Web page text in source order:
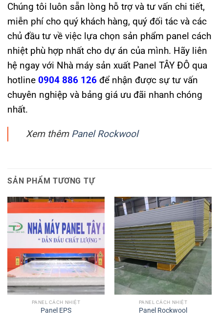
Chúng tôi luôn sẵn lòng hỗ trợ và tư vấn chi tiết,
miễn phí cho quý khách hàng, quý đối tác và các
chủ đầu tư về việc lựa chọn sản phẩm panel cách
nhiệt phù hợp nhất cho dự án của mình. Hãy liên
hệ ngay với Nhà máy sản xuất Panel TÂY ĐÔ qua
hotline 0904 886 126 để nhận được sự tư vấn
chuyên nghiệp và bảng giá ưu đãi nhanh chóng
nhất.
Xem thêm Panel Rockwool
SẢN PHẨM TƯƠNG TỰ
PANEL CÁCH NHIỆT
Panel EPS
PANEL CÁCH NHIỆT
Panel Rockwool